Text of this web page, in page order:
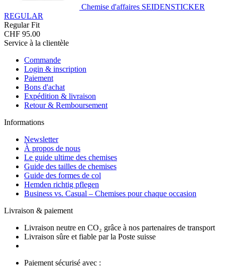
Chemise d'affaires SEIDENSTICKER
REGULAR
Regular Fit
CHF 95.00
Service à la clientèle
Commande
Login & inscription
Paiement
Bons d'achat
Expédition & livraison
Retour & Remboursement
Informations
Newsletter
À propos de nous
Le guide ultime des chemises
Guide des tailles de chemises
Guide des formes de col
Hemden richtig pflegen
Business vs. Casual – Chemises pour chaque occasion
Livraison & paiement
Livraison neutre en CO₂ grâce à nos partenaires de transport
Livraison sûre et fiable par la Poste suisse
Paiement sécurisé avec :